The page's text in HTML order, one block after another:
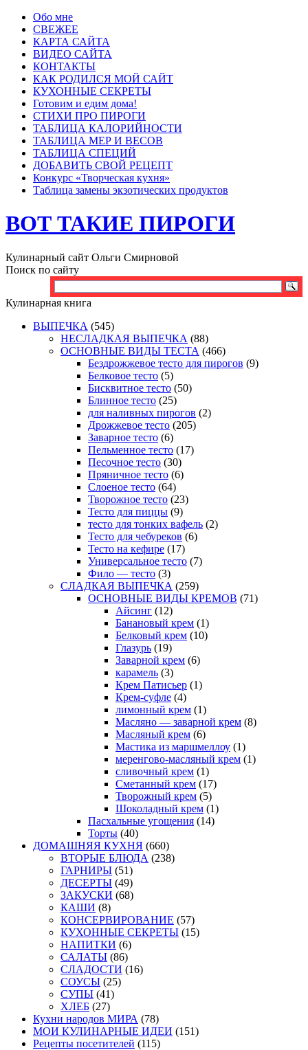
Обо мне
СВЕЖЕЕ
КАРТА САЙТА
ВИДЕО САЙТА
КОНТАКТЫ
КАК РОДИЛСЯ МОЙ САЙТ
КУХОННЫЕ СЕКРЕТЫ
Готовим и едим дома!
СТИХИ ПРО ПИРОГИ
ТАБЛИЦА КАЛОРИЙНОСТИ
ТАБЛИЦА МЕР И ВЕСОВ
ТАБЛИЦА СПЕЦИЙ
ДОБАВИТЬ СВОЙ РЕЦЕПТ
Конкурс «Творческая кухня»
Таблица замены экзотических продуктов
ВОТ ТАКИЕ ПИРОГИ
Кулинарный сайт Ольги Смирновой
Поиск по сайту
Кулинарная книга
ВЫПЕЧКА (545)
НЕСЛАДКАЯ ВЫПЕЧКА (88)
ОСНОВНЫЕ ВИДЫ ТЕСТА (466)
Бездрожжевое тесто для пирогов (9)
Белковое тесто (5)
Бисквитное тесто (50)
Блинное тесто (25)
для наливных пирогов (2)
Дрожжевое тесто (205)
Заварное тесто (6)
Пельменное тесто (17)
Песочное тесто (30)
Пряничное тесто (6)
Слоеное тесто (64)
Творожное тесто (23)
Тесто для пиццы (9)
тесто для тонких вафель (2)
Тесто для чебуреков (6)
Тесто на кефире (17)
Универсальное тесто (7)
Фило — тесто (3)
СЛАДКАЯ ВЫПЕЧКА (259)
ОСНОВНЫЕ ВИДЫ КРЕМОВ (71)
Айсинг (12)
Банановый крем (1)
Белковый крем (10)
Глазурь (19)
Заварной крем (6)
карамель (3)
Крем Патисьер (1)
Крем-суфле (4)
лимонный крем (1)
Масляно — заварной крем (8)
Масляный крем (6)
Мастика из маршмеллоу (1)
меренгово-масляный крем (1)
сливочный крем (1)
Сметанный крем (17)
Творожный крем (5)
Шоколадный крем (1)
Пасхальные угощения (14)
Торты (40)
ДОМАШНЯЯ КУХНЯ (660)
ВТОРЫЕ БЛЮДА (238)
ГАРНИРЫ (51)
ДЕСЕРТЫ (49)
ЗАКУСКИ (68)
КАШИ (8)
КОНСЕРВИРОВАНИЕ (57)
КУХОННЫЕ СЕКРЕТЫ (15)
НАПИТКИ (6)
САЛАТЫ (86)
СЛАДОСТИ (16)
СОУСЫ (25)
СУПЫ (41)
ХЛЕБ (27)
Кухни народов МИРА (78)
МОИ КУЛИНАРНЫЕ ИДЕИ (151)
Рецепты посетителей (115)